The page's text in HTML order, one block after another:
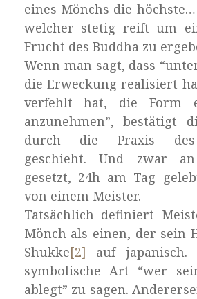
eines Mönchs die
welcher stetig reift um
Frucht des Buddha zu
Wenn man sagt, dass
die Erweckung realisiert
verfehlt hat, die Form
anzunehmen”, bestätigt
durch die Praxis des
geschieht. Und zwar
gesetzt, 24h am Tag
von einem Meister.
Tatsächlich definiert
Mönch als einen, der sein
Shukke[2] auf
symbolische Art “wer
ablegt” zu sagen.